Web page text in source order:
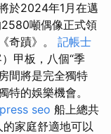
於2024年1月在邁
噸偶像正式領
奇蹟》。 記帳士
甲板，八個“季
間將是完全獨特
特的娛樂機會。
seo 船上總共
家庭舒適地可以